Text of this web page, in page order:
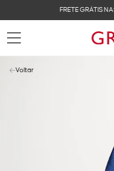
FRETE GRÁTIS
Voltar